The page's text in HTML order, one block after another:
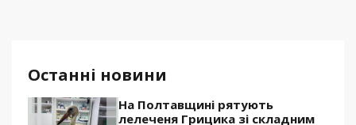
Останні новини
На Полтавщині рятують
лелеченя Грицика зі складним